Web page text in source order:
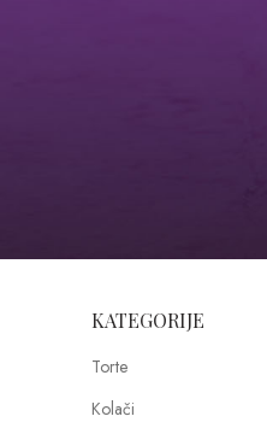
KATEGORIJE
Torte
Kolači